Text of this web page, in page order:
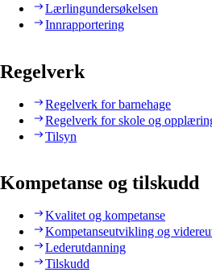
Lærlingundersøkelsen
Innrapportering
Regelverk
Regelverk for barnehage
Regelverk for skole og
Tilsyn
Kompetanse og tilskudd
Kvalitet og kompetanse
Kompetanseutvikling og
Lederutdanning
Tilskudd